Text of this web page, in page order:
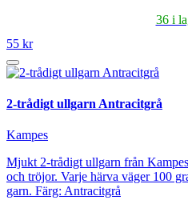
36 i
55 kr
2-trådigt ullgarn Antracitgrå
Kampes
Mjukt 2-trådigt ullgarn från
och tröjor. Varje härva väger 100
garn. Färg: Antracitgrå